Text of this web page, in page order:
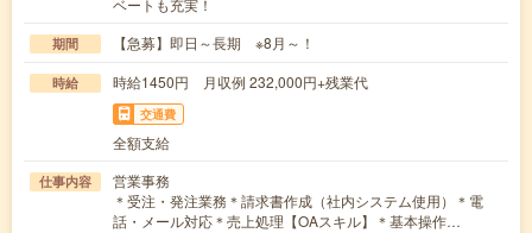
ベートも充実！
期間 【急募】即日～長期 ※8月～！
時給 時給1450円 月収例 232,000円+残業代
交通費
全額支給
仕事内容
営業事務
＊受注・発注業務＊請求書作成（社内システム使用）＊電
話・メール対応＊売上処理【OAスキル】＊基本操作…